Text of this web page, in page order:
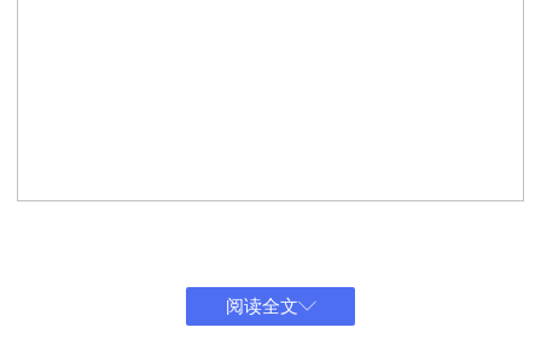
3天前两队的首场热身赛中，U16国足0-2负于朝鲜U16。当时U16国
足在上半场与对手0-0战平情况下，下半场闪电丢球，并且被朝鲜队
阅读全文